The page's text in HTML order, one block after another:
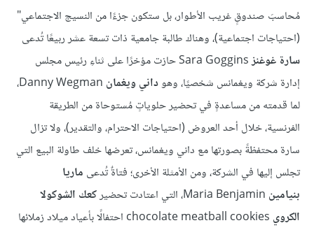
مُحاسبَ صندوقٍ غريب الأطوار، بل ستكون جزءًا من النسيج الاجتماعي"
(احتياجات اجتماعية)، وهناك طالبة جامعية ذات تسعة عشر ربيعًا تُدعى
سارة غوغنز
Sara Goggins حازت مؤخرًا على ثناءِ رئيس مجلس
إدارة شركة ويغمانس شخصيًا، وهوداني ويغمان
Danny Wegman،
لما قدمته من مساعدةٍ في تحضير حلوياتٍ مُستوحاة من الطريقة
الفرنسية، خلال أحد العروض (احتياجات الاحترام، والتقدير)، ولا تزال
سارة محتفظةً بصورتها مع داني ويغمانس، تعرضها خلف طاولة البيع التي
تجلس إليها في الشركة، ومن الأمثلة الأخرى؛ فتاةٌ تُدعى ماريا
بنيامين
كعك الشوكولا
الكروي
chocolate meatball cookies احتفالًا بأعياد ميلاد زملائها